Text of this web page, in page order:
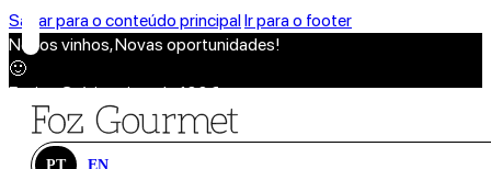
Saltar para o conteúdo principalIr para o footer
Novos vinhos, Novas oportunidades!
🙂
Envios Grátis acima de 100€
Novos vinhos, Novas oportunidades!
PT EN